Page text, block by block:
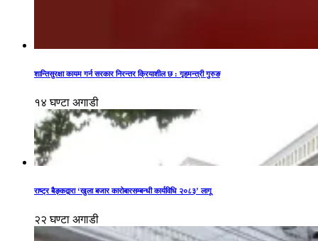
शान्तिसुरक्षा कायम गर्न सरकार निरन्तर क्रियाशील छ : गृहमन्त्री गुरुङ
१४ घण्टा अगाडी
राष्ट्र बैङ्कद्वारा ‘खुला बजार कारोबारसम्बन्धी कार्यविधि २०८३’ लागू
२२ घण्टा अगाडी